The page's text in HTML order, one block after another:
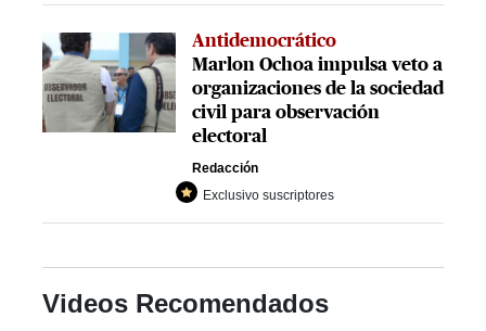
Antidemocrático
Marlon Ochoa impulsa veto a
organizaciones de la sociedad
civil para observación
electoral
Redacción
Exclusivo suscriptores
Videos Recomendados